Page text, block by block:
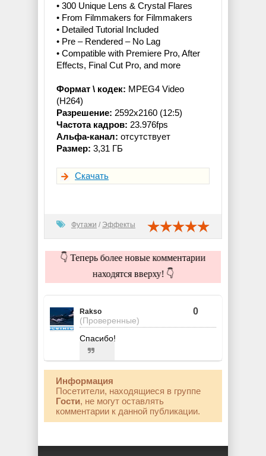
• 300 Unique Lens & Crystal Flares
• From Filmmakers for Filmmakers
• Detailed Tutorial Included
• Pre – Rendered – No Lag
• Compatible with Premiere Pro, After
Effects, Final Cut Pro, and more
Формат \ кодек: MPEG4 Video
(H264)
Разрешение: 2592x2160 (12:5)
Частота кадров: 23.976fps
Альфа-канал: отсутствует
Размер: 3,31 ГБ
Скачать
Футажи / Эффекты
👇 Теперь более новые комментарии
находятся вверху! 👇
Rakso
(Проверенные)
0
Спасибо!
Информация
Посетители, находящиеся в группе
Гости, не могут оставлять
комментарии к данной публикации.